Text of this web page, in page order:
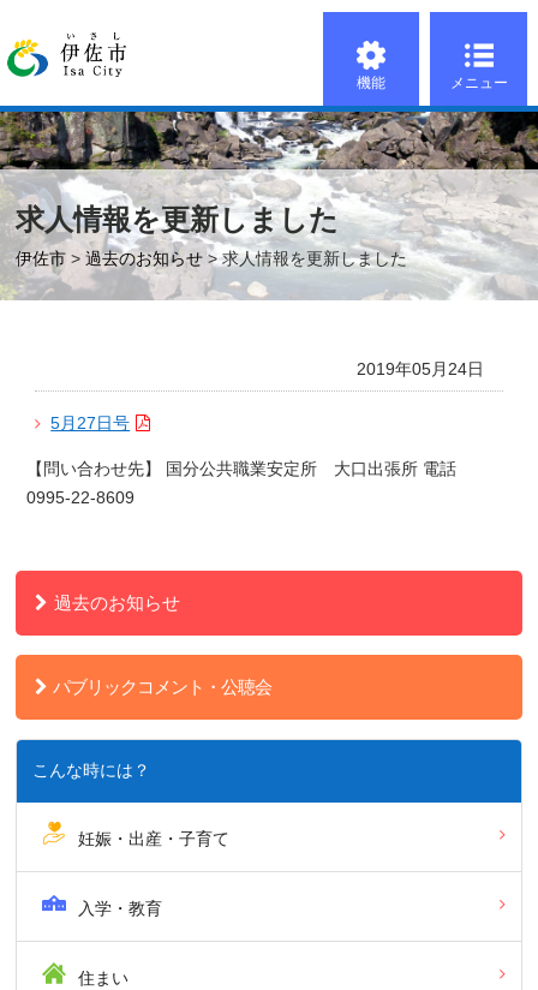
機能 メニュー
求人情報を更新しました
伊佐市 >過去のお知らせ > 求人情報を更新しました
2019年05月24日
5月27日号
【問い合わせ先】 国分公共職業安定所 大口出張所 電話
0995‐22‐8609
過去のお知らせ
パブリックコメント・公聴会
こんな時には？
妊娠・出産・子育て
入学・教育
住まい